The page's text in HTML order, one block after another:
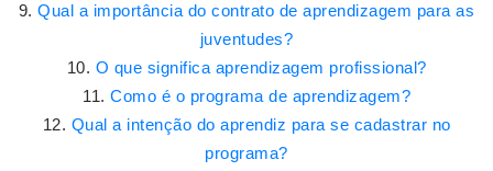
Qual a importância do contrato de aprendizagem para as
juventudes?
O que significa aprendizagem profissional?
Como é o programa de aprendizagem?
Qual a intenção do aprendiz para se cadastrar no
programa?